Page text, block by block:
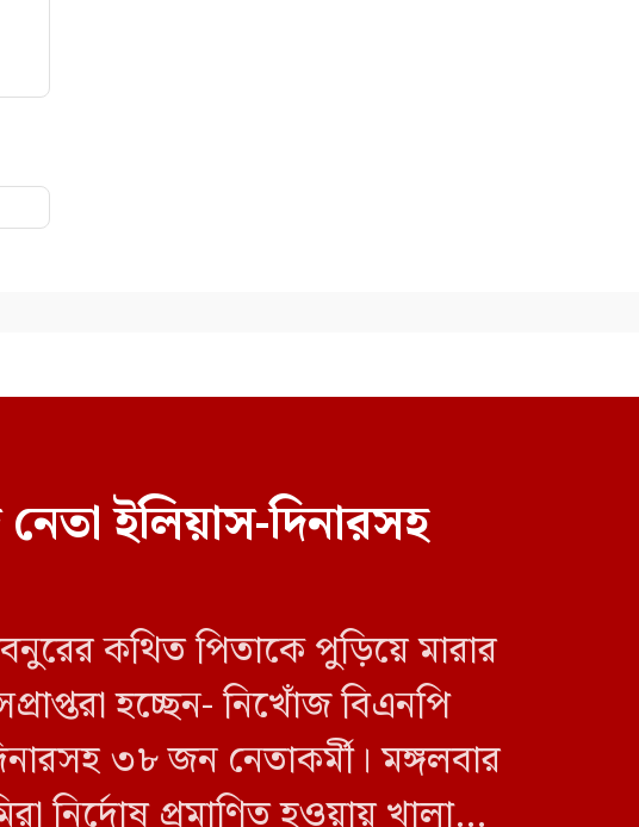
আন্দোলনের ছবি সরানো হয়েছে:
নাহিদ
ইলিয়াস-দিনারসহ
কথিত পিতাকে পুড়িয়ে মারার
হচ্ছেন- নিখোঁজ বিএনপি
৩৮ জন নেতাকর্মী। মঙ্গলবার